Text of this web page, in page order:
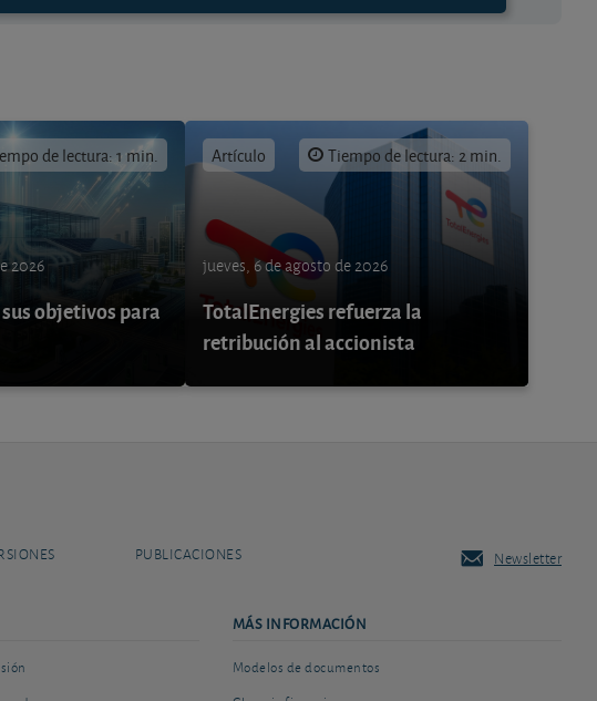
de lectura: 1 min.
2026
objetivos para
Artículo Tiempo de lectura: 2 min.
jueves, 6 de agosto de 2026
TotalEnergies refuerza la
retribución al accionista
PUBLICACIONES Newsletter
MÁS INFORMACIÓN
Modelos de documentos